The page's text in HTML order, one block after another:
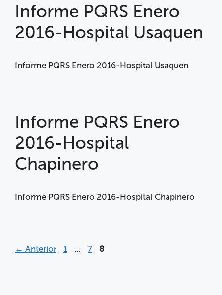
Informe PQRS Enero
2016-Hospital Usaquen
Informe PQRS Enero 2016-Hospital Usaquen
Informe PQRS Enero
2016-Hospital
Chapinero
Informe PQRS Enero 2016-Hospital Chapinero
← Anterior 1 … 7 8